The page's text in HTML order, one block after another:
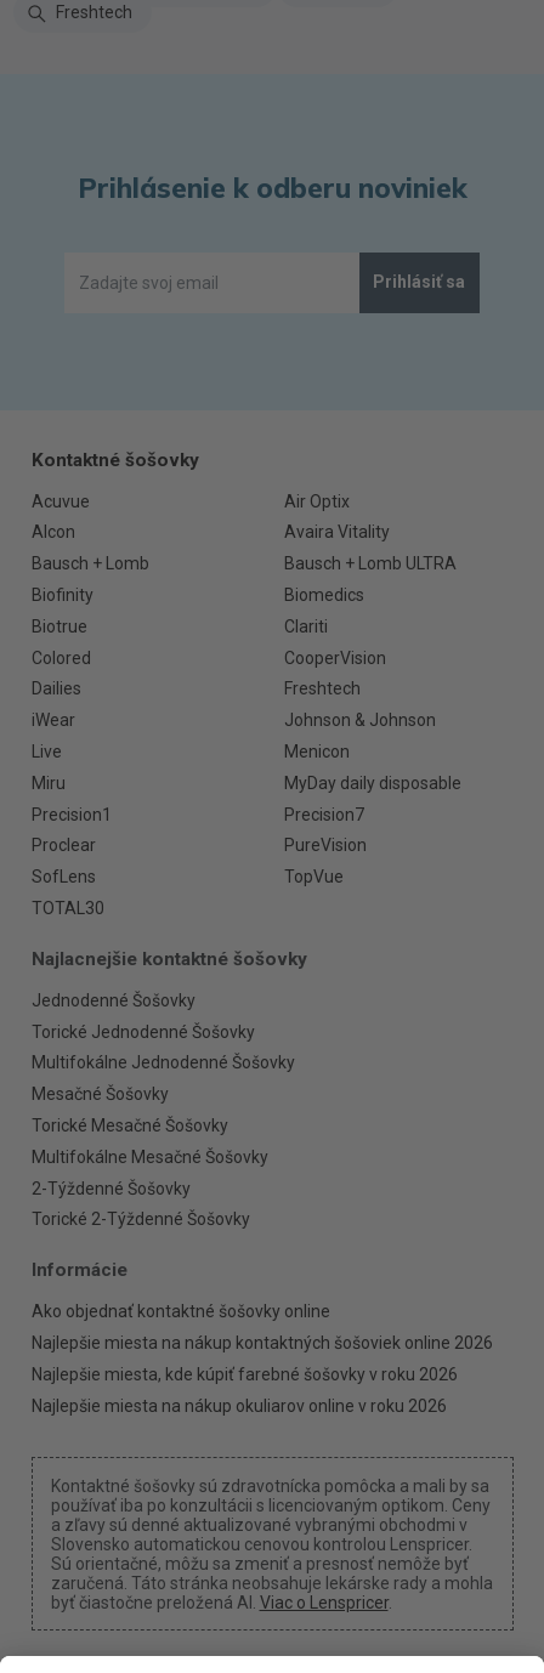
Freshtech
Prihlásenie k odberu noviniek
Prihlásiť sa
Kontaktné šošovky
Acuvue
Air Optix
Alcon
Avaira Vitality
Bausch + Lomb
Bausch + Lomb ULTRA
Biofinity
Biomedics
Biotrue
Clariti
Colored
CooperVision
Dailies
Freshtech
iWear
Johnson & Johnson
Live
Menicon
Miru
MyDay daily disposable
Precision1
Precision7
Proclear
PureVision
SofLens
TopVue
TOTAL30
Najlacnejšie kontaktné šošovky
Jednodenné Šošovky
Torické Jednodenné Šošovky
Multifokálne Jednodenné Šošovky
Mesačné Šošovky
Torické Mesačné Šošovky
Multifokálne Mesačné Šošovky
2-Týždenné Šošovky
Torické 2-Týždenné Šošovky
Informácie
Ako objednať kontaktné šošovky online
Najlepšie miesta na nákup kontaktných šošoviek online 2026
Najlepšie miesta, kde kúpiť farebné šošovky v roku 2026
Najlepšie miesta na nákup okuliarov online v roku 2026
Kontaktné šošovky sú zdravotnícka pomôcka a mali by sa
používať iba po konzultácii s licenciovaným optikom. Ceny
a zľavy sú denné aktualizované vybranými obchodmi v
Slovensko automatickou cenovou kontrolou Lenspricer.
Sú orientačné, môžu sa zmeniť a presnosť nemôže byť
zaručená. Táto stránka neobsahuje lekárske rady a mohla
byť čiastočne preložená AI. Viac o Lenspricer.